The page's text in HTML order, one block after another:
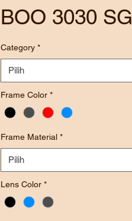
BOO 3030 SG
Category *
Pilih
Frame Color *
Frame Material *
Pilih
Lens Color *